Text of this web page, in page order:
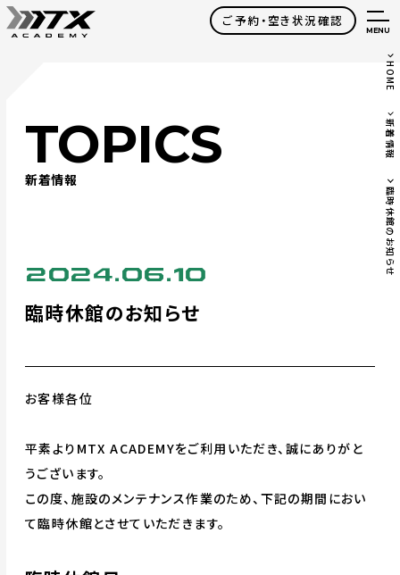
ご予約・空き状況確認
MENU
HOME
新着情報
臨時休館のお知らせ
新着情報
TOPICS
2024.06.10
臨時休館のお知らせ
お客様各位
平素よりMTX ACADEMYをご利用いただき、誠にありがと
うございます。
この度、施設のメンテナンス作業のため、下記の期間におい
て臨時休館とさせていただきます。